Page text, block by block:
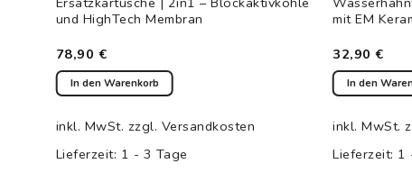
und HighTech Membran
78,90 €
In den Warenkorb
inkl. MwSt. zzgl. Versandkosten
Lieferzeit: 1 - 3 Tage
mit EM
32,90€
In den
inkl. MwSt.
Lieferzeit: 1